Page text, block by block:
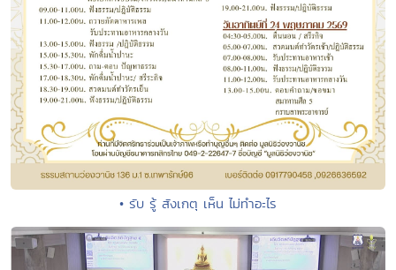
• รับ รู้ สังเกตุ เห็น ไม่ทำอะไร